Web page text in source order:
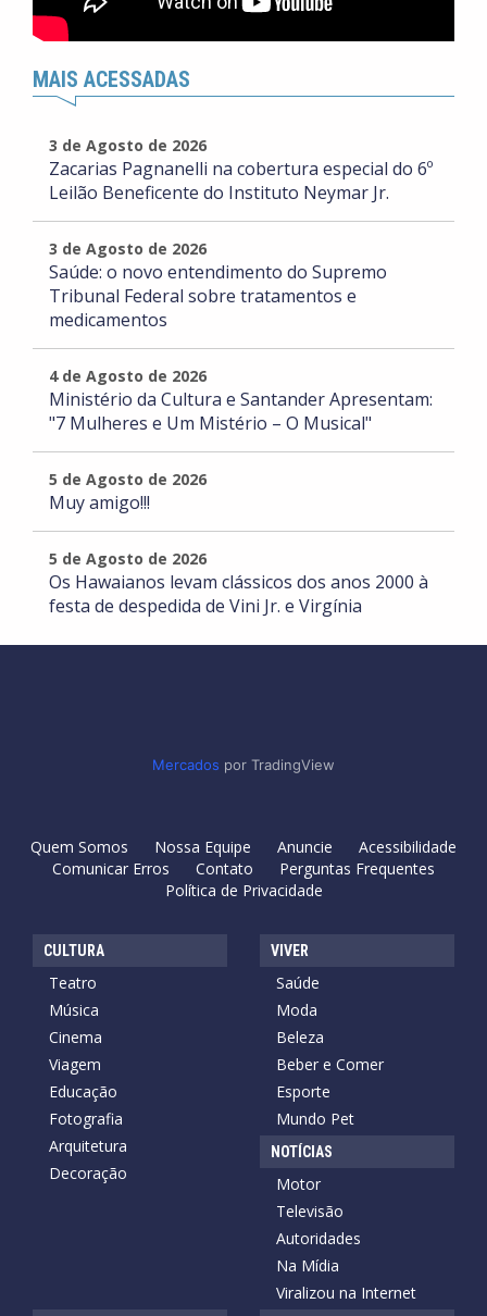
MAIS ACESSADAS
3 de Agosto de 2026
Zacarias Pagnanelli na cobertura especial do 6º
Leilão Beneficente do Instituto Neymar Jr.
3 de Agosto de 2026
Saúde: o novo entendimento do Supremo
Tribunal Federal sobre tratamentos e
medicamentos
4 de Agosto de 2026
Ministério da Cultura e Santander Apresentam:
"7 Mulheres e Um Mistério – O Musical"
5 de Agosto de 2026
Muy amigo!!!
5 de Agosto de 2026
Os Hawaianos levam clássicos dos anos 2000 à
festa de despedida de Vini Jr. e Virgínia
Mercados por TradingView
Quem Somos Nossa Equipe Anuncie
Acessibilidade
Comunicar Erros
Contato
Perguntas Frequentes
Política de Privacidade
CULTURA
Teatro
Música
Cinema
Viagem
Educação
Fotografia
Arquitetura
Decoração
VIVER
Saúde
Moda
Beleza
Beber e Comer
Esporte
Mundo Pet
NOTÍCIAS
Motor
Televisão
Autoridades
Na Mídia
Viralizou na Internet